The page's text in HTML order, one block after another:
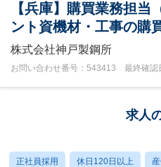
【兵庫】購買業務担当
ント資機材・工事の購
株式会社神戸製鋼所
お問い合わせ番号：543413 最終確認
求人
正社員採用 休日120日以上